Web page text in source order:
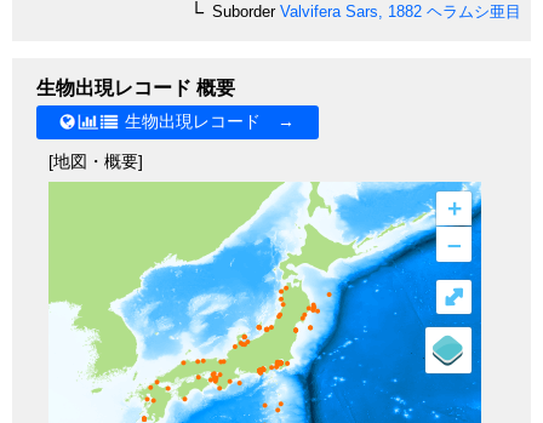
SuborderValvifera Sars, 1882 ヘラムシ亜目
生物出現レコード 概要
生物出現レコード →
[地図・概要]
+
–
⤢